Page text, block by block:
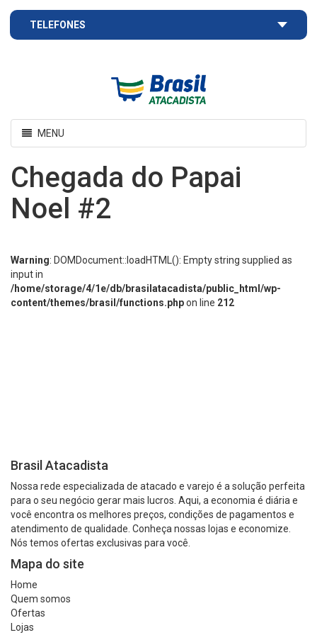
TELEFONES
Atacadista
Toggle
navigation
MENU
Chegada do Papai
Noel #2
Warning: DOMDocument::loadHTML(): Empty string supplied as
input in
/home/storage/4/1e/db/brasilatacadista/public_html/wp-
content/themes/brasil/functions.phpon line 212
Brasil Atacadista
Nossa rede especializada de atacado e varejo é a solução perfeita
para o seu negócio gerar mais lucros. Aqui, a economia é diária e
você encontra os melhores preços, condições de pagamentos e
atendimento de qualidade. Conheça nossas lojas e economize.
Nós temos ofertas exclusivas para você.
Mapa do site
Home
Quem somos
Ofertas
Lojas